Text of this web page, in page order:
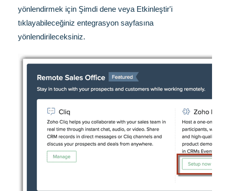
yönlendirmek için Şimdi dene veya Etkinleştir'i
tıklayabileceğiniz entegrasyon sayfasına
yönlendirileceksiniz.